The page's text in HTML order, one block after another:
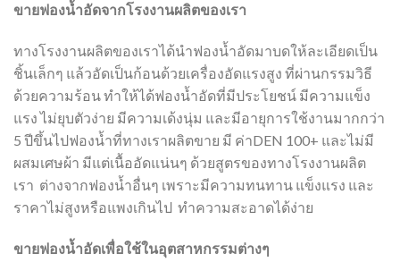
ขายฟองน้ำอัดจากโรงงานผลิตของเรา
ทางโรงงานผลิตของเราได้นำฟองน้ำอัดมาบดให้ละเอียดเป็น
ชิ้นเล็กๆ แล้วอัดเป็นก้อนด้วยเครื่องอัดแรงสูง ที่ผ่านกรรมวิธี
ด้วยความร้อน ทำให้ได้ฟองน้ำอัดที่มีประโยชน์ มีความแข็ง
แรง ไม่ยุบตัวง่าย มีความเด้งนุ่ม และมีอายุการใช้งานมากกว่า
5 ปีขึ้นไปฟองน้ำที่ทางเราผลิตขาย มี ค่าDEN 100+ และไม่มี
ผสมเศษผ้า มีแต่เนื้ออัดแน่นๆ ด้วยสูตรของทางโรงงานผลิต
เรา ต่างจากฟองน้ำอื่นๆ เพราะมีความทนทาน แข็งแรง และ
ราคาไม่สูงหรือแพงเกินไป ทำความสะอาดได้ง่าย
ขายฟองน้ำอัดเพื่อใช้ในอุตสาหกรรมต่างๆ